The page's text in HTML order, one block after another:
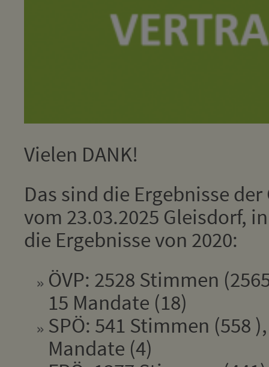
Vielen DANK!
Das sind die Ergebnisse
vom 23.03.2025 Gleisdorf,
die Ergebnisse von 2020:
ÖVP: 2528 Stimmen
15 Mandate (18)
SPÖ: 541 Stimmen (558
Mandate (4)